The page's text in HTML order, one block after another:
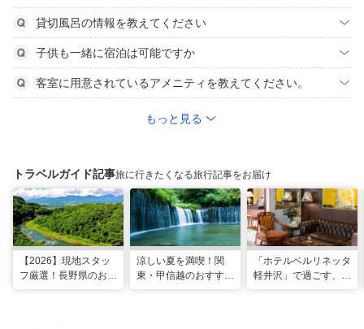
貸切風呂の情報を教えてください
子供も一緒に宿泊は可能ですか
客室に用意されているアメニティを教えてください。
もっと見る
トラベルガイド記事旅に行きたくなる旅行記事をお届け
【2026】現地スタッ
フ厳選！長野県のおす
涼しい夏を満喫！関
東・甲信越のおすすめ
「ホテルベルリネッタ
軽井沢」で過ごす、ア